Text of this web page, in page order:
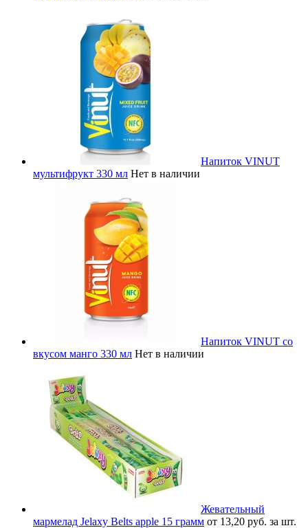
Напиток VINUT
мультифрукт 330 мл Нет в наличии
Напиток VINUT со
вкусом манго 330 мл Нет в наличии
Жевательный
мармелад Jelaxy Belts apple 15 грамм от 13,20 руб. за шт.